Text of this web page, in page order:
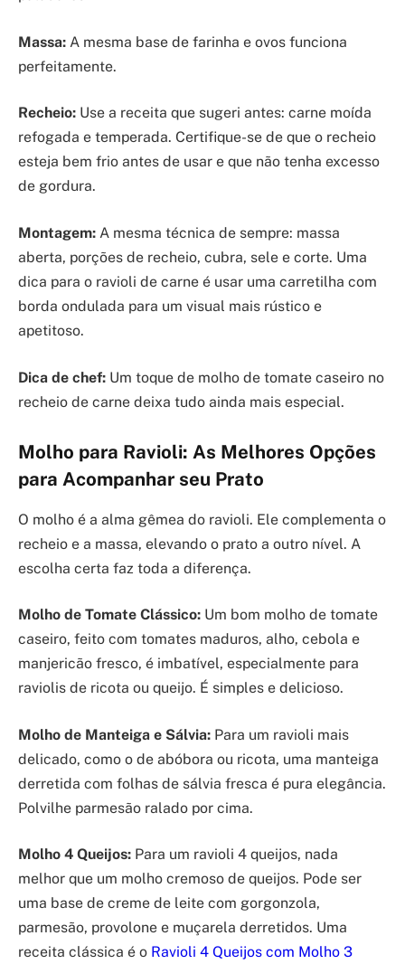
Massa: A mesma base de farinha e ovos funciona
perfeitamente.
Recheio: Use a receita que sugeri antes: carne moída
refogada e temperada. Certifique-se de que o recheio
esteja bem frio antes de usar e que não tenha excesso
de gordura.
Montagem: A mesma técnica de sempre: massa
aberta, porções de recheio, cubra, sele e corte. Uma
dica para o ravioli de carne é usar uma carretilha com
borda ondulada para um visual mais rústico e
apetitoso.
Dica de chef: Um toque de molho de tomate caseiro no
recheio de carne deixa tudo ainda mais especial.
Molho para Ravioli: As Melhores Opções
para Acompanhar seu Prato
O molho é a alma gêmea do ravioli. Ele complementa o
recheio e a massa, elevando o prato a outro nível. A
escolha certa faz toda a diferença.
Molho de Tomate Clássico: Um bom molho de tomate
caseiro, feito com tomates maduros, alho, cebola e
manjericão fresco, é imbatível, especialmente para
raviolis de ricota ou queijo. É simples e delicioso.
Molho de Manteiga e Sálvia: Para um ravioli mais
delicado, como o de abóbora ou ricota, uma manteiga
derretida com folhas de sálvia fresca é pura elegância.
Polvilhe parmesão ralado por cima.
Molho 4 Queijos: Para um ravioli 4 queijos, nada
melhor que um molho cremoso de queijos. Pode ser
uma base de creme de leite com gorgonzola,
parmesão, provolone e muçarela derretidos. Uma
receita clássica é o Ravioli 4 Queijos com Molho 3